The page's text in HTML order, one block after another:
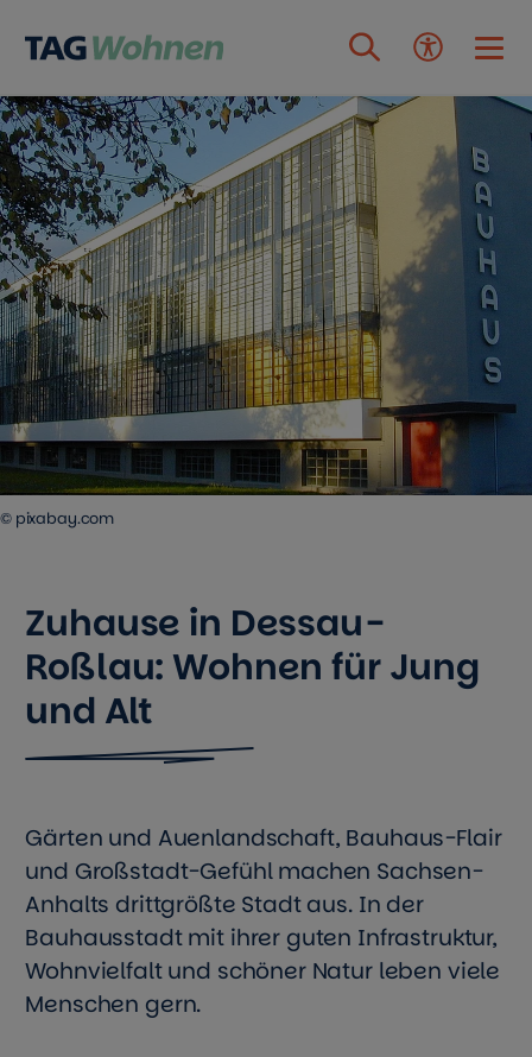
Zum Inhalt springen
Zuhause in Dessau-
Roßlau: Wohnen für Jung
und Alt
Gärten und Auenlandschaft, Bauhaus-Flair
und Großstadt-Gefühl machen Sachsen-
Anhalts drittgrößte Stadt aus. In der
Bauhausstadt mit ihrer guten Infrastruktur,
Wohnvielfalt und schöner Natur leben viele
Menschen gern.
© pixabay.com